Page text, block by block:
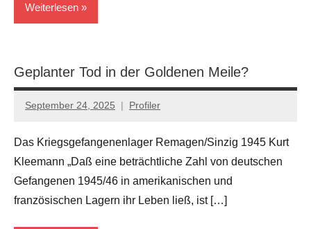
Weiterlesen
Kriege
Geplanter Tod in der Goldenen Meile?
September 24, 2025 Profiler
Keine
Das Kriegsgefangenenlager Remagen/Sinzig 1945 Kurt
Kleemann „Daß eine beträchtliche Zahl von deutschen
Gefangenen 1945/46 in amerikanischen und
französischen Lagern ihr Leben ließ, ist […]